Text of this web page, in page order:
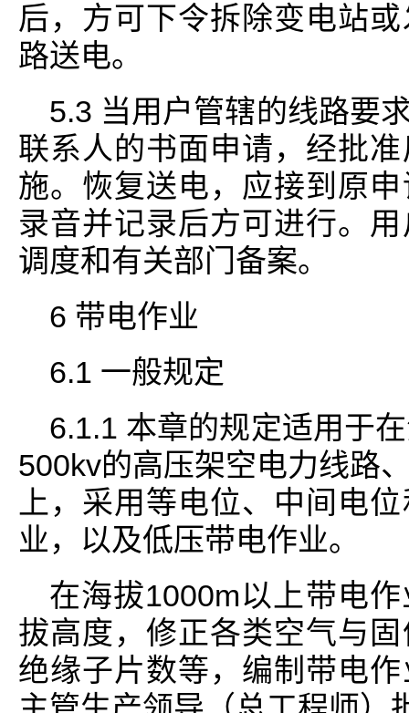
后，方可下令拆除变电站
路送电。
5.3 当用户管辖的线路要
联系人的书面申请，经批
施。恢复送电，应接到原
录音并记录后方可进行。
调度和有关部门备案。
6 带电作业
6.1 一般规定
6.1.1 本章的规定适用于
500kv的高压架空电力线路
上，采用等电位、中间电
业，以及低压带电作业。
在海拔1000m以上带电
拔高度，修正各类空气与
绝缘子片数等，编制带电